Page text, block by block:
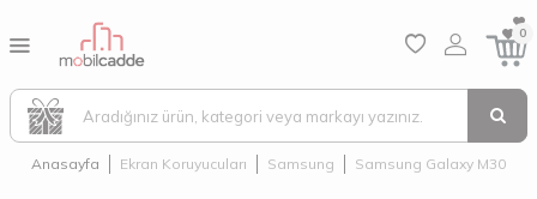
0
Anasayfa Ekran Koruyucuları Samsung Samsung Galaxy M30